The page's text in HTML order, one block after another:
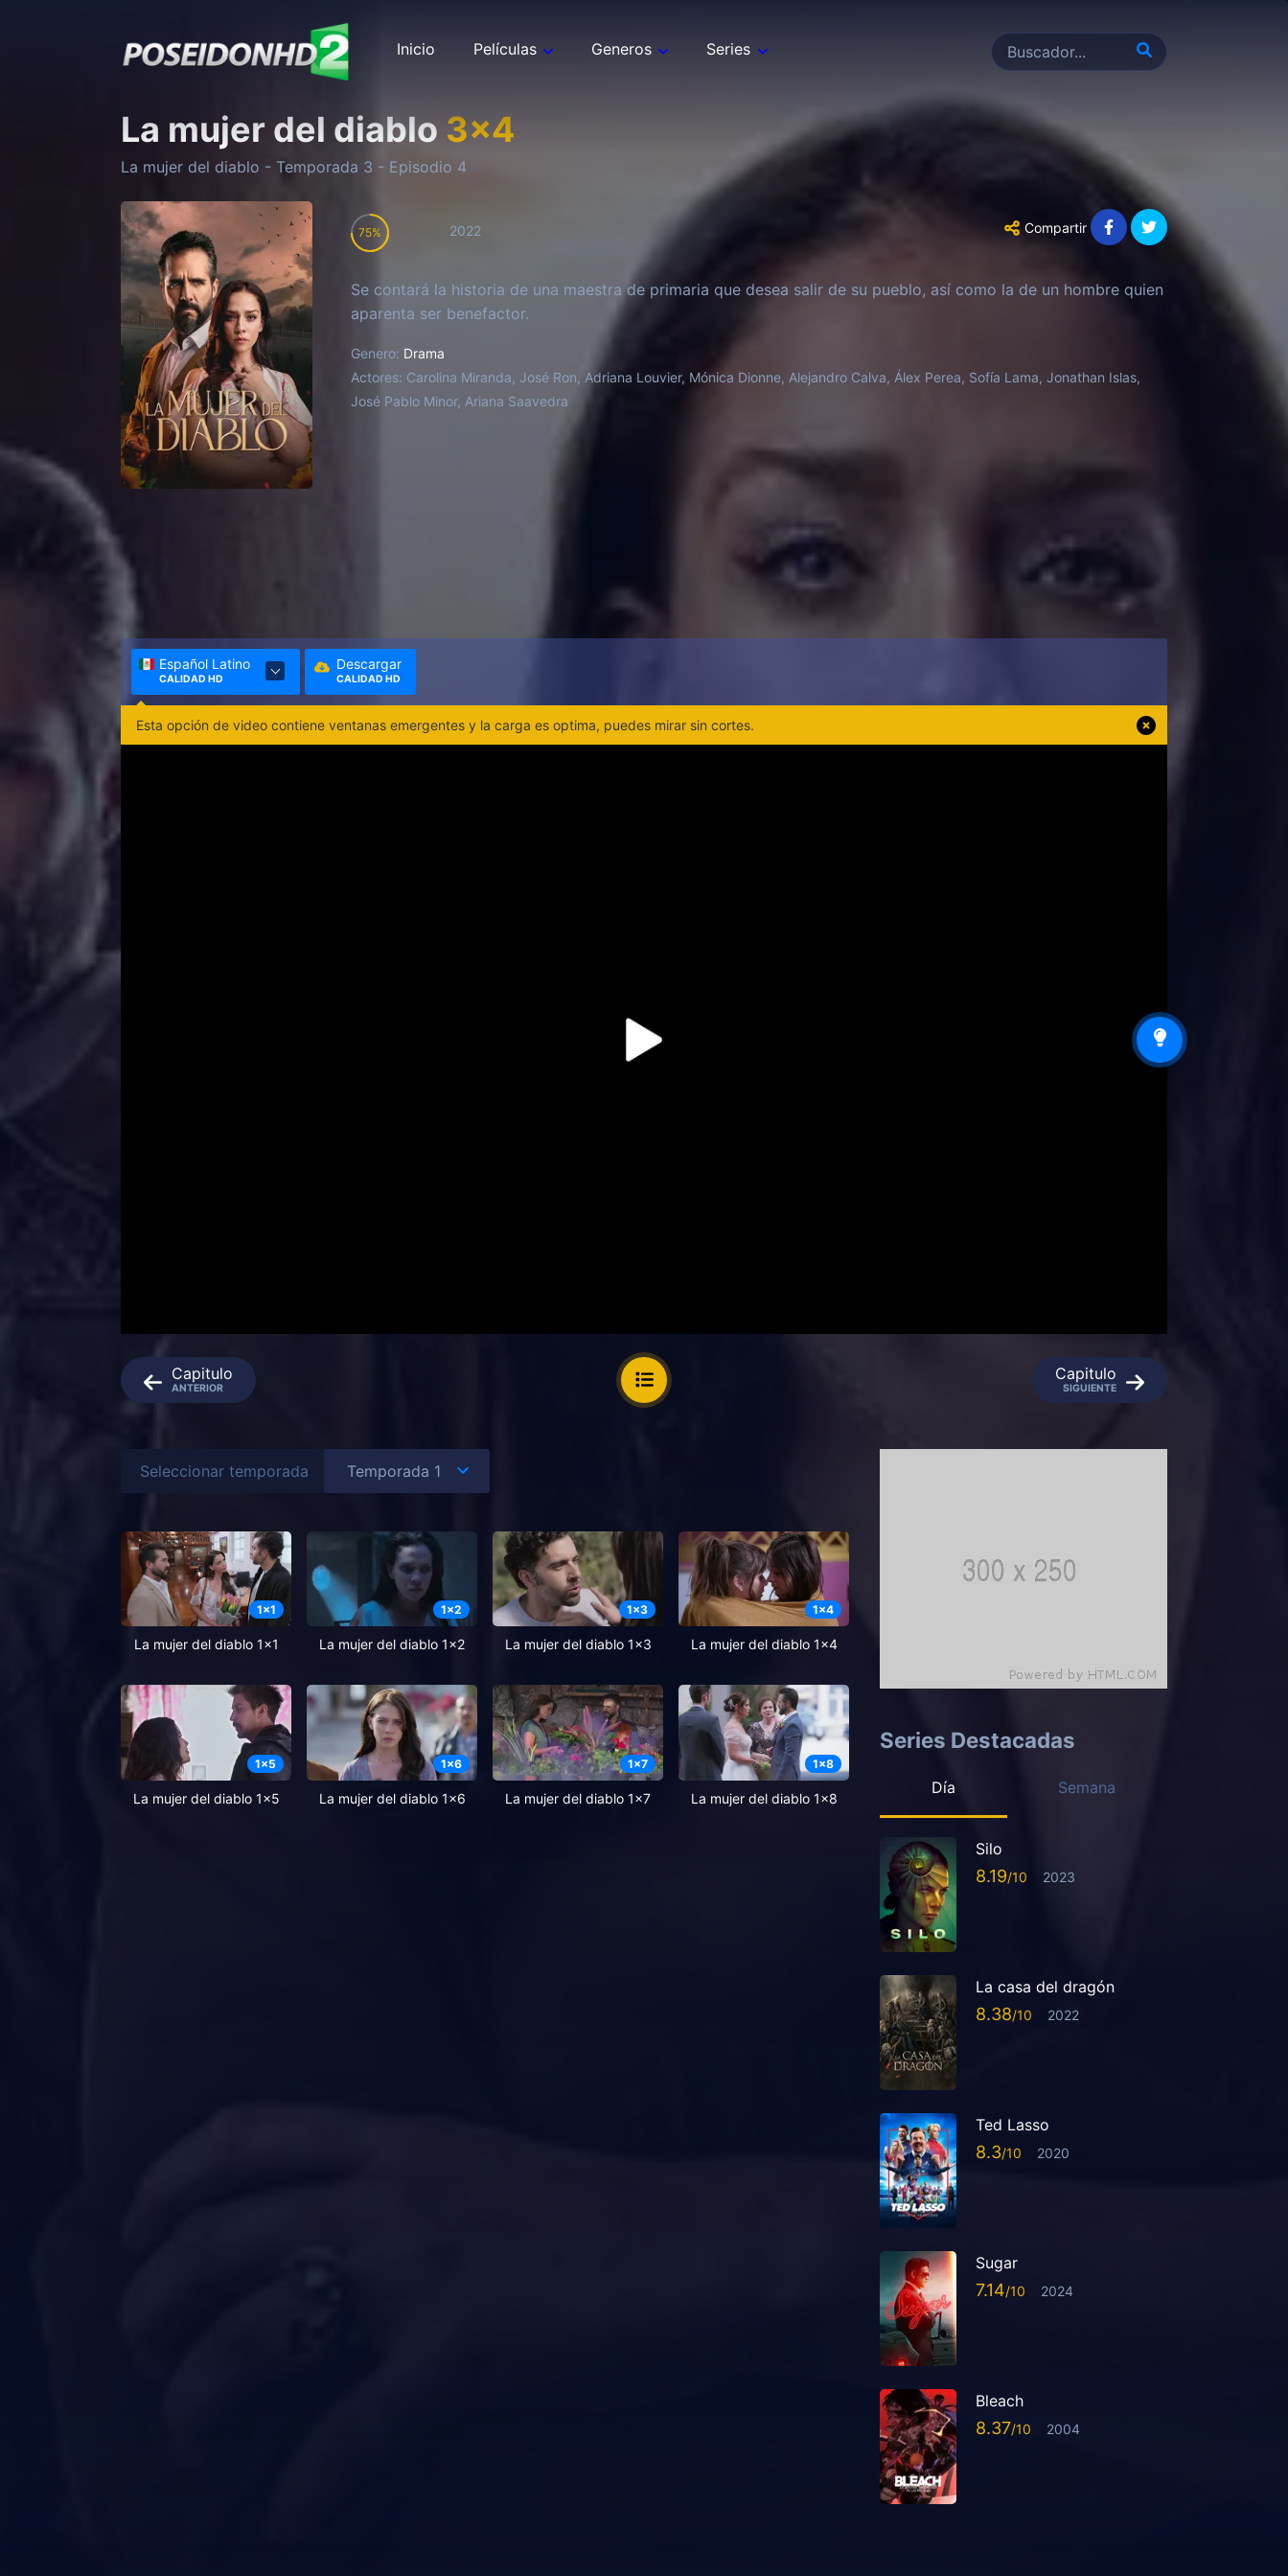
Inicio Películas Generos Series
La mujer del diablo 3x4
La mujer del diablo - Temporada 3 - Episodio 4
75 2022 Compartir
Se contará la historia de una maestra de primaria que desea salir de su pueblo, así como la de un hombre quien
aparenta ser benefactor.
Genero: Drama
Actores: Carolina Miranda, José Ron, Adriana Louvier, Mónica Dionne, Alejandro Calva, Álex Perea, Sofía Lama, Jonathan Islas,
José Pablo Minor, Ariana Saavedra
Español Latino
CALIDAD HD
Descargar
CALIDAD HD
Esta opción de video contiene ventanas emergentes y la carga es optima, puedes mirar sin cortes.
Capitulo
ANTERIOR
Capitulo
SIGUIENTE
Seleccionar temporada
1x1
La mujer del diablo 1x1
1x2
La mujer del diablo 1x2
1x3
La mujer del diablo 1x3
1x4
La mujer del diablo 1x4
1x5
La mujer del diablo 1x5
1x6
La mujer del diablo 1x6
1x7
La mujer del diablo 1x7
1x8
La mujer del diablo 1x8
Series Destacadas
Día Semana
Silo
8.19 2023
La casa del dragón
8.38 2022
Ted Lasso
8.3 2020
Sugar
7.14 2024
Bleach
8.37 2004